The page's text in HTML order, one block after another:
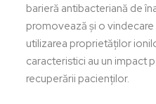
barieră antibacteriană de
promovează și o
utilizarea proprietăților
caracteristici au un impact
recuperării pacienților.